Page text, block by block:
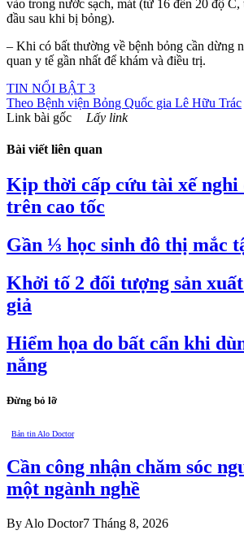
vào trong nước sạch, mát (từ 16 đến 20 độ
đầu sau khi bị bỏng).
– Khi có bất thường về bệnh bỏng cần dừng
quan y tế gần nhất để khám và điều trị.
TIN NỔI BẬT 3
Theo Bệnh viện Bỏng Quốc gia Lê Hữu Trác
Link bài gốc
Lấy link
Bài viết liên quan
Kịp thời cấp cứu tài xế nghi
trên cao tốc
Gần ⅓ học sinh đô thị mắc
Khởi tố 2 đối tượng sản
giả
Hiểm họa do bất cẩn khi
nắng
Đừng bỏ lỡ
Bản tin Alo Doctor
Cần công nhận chăm sóc
một ngành nghề
By Alo Doctor7 Tháng 8, 2026